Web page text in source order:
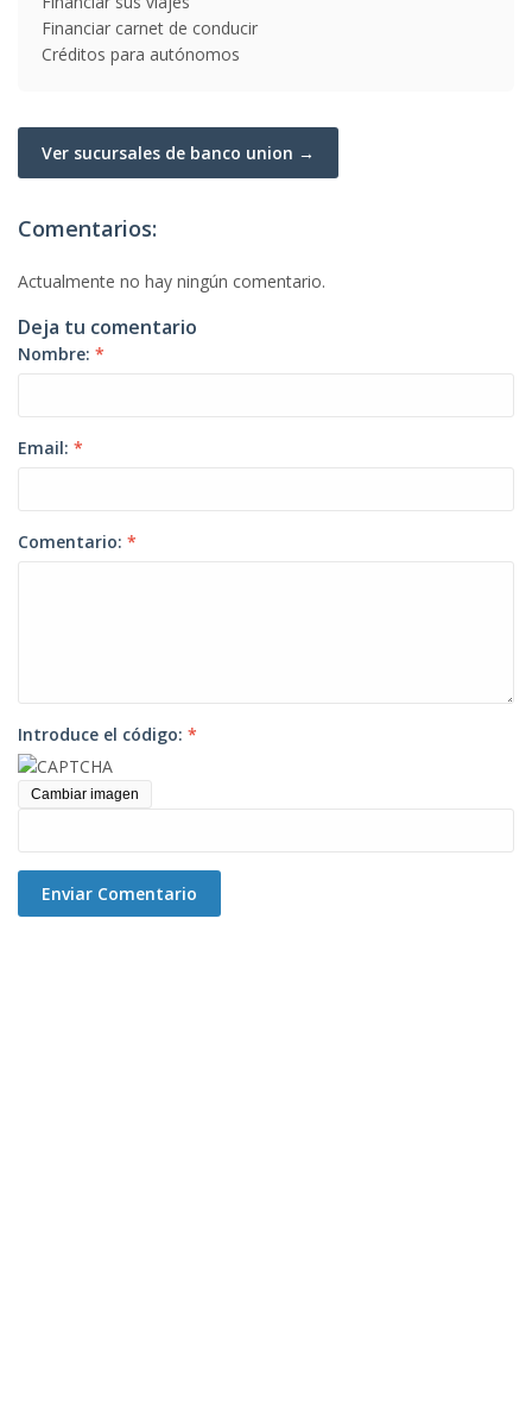
Financiar carnet de conducir
Créditos para autónomos
Ver sucursales de banco union →
Comentarios:
Actualmente no hay ningún comentario.
Deja tu comentario
Nombre: *
Email: *
Comentario: *
Introduce el código: *
Cambiar imagen
Enviar Comentario